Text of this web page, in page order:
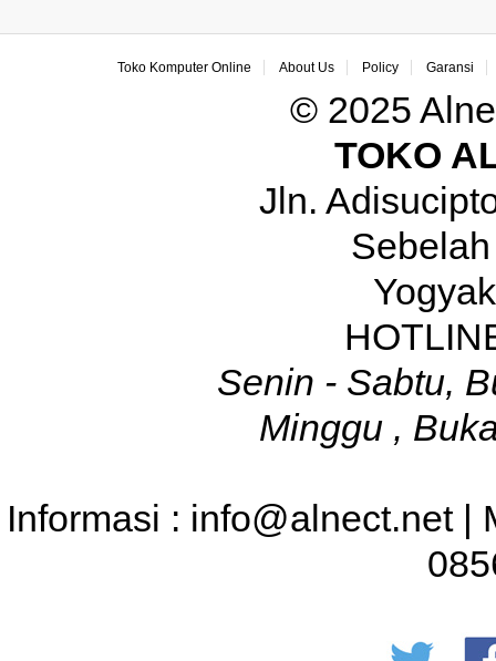
Toko Komputer Online About Us Policy Garansi
© 2025
TOKO
Jln.
Senin - Sabtu,
Minggu ,
Informasi : info@alnect.net |